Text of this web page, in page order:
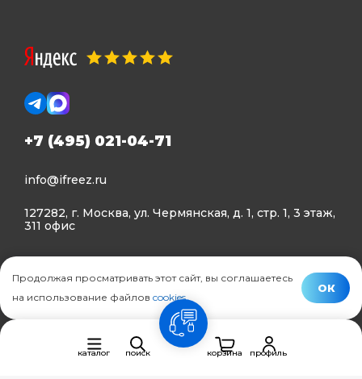
+7 (495) 021-04-71
info@ifreez.ru
127282, г. Москва, ул. Чермянская, д. 1, стр. 1, 3 этаж,
311 офис
Политика конфиденциальности
Политика использования Cookies
© Ifreez - продажа и установка климатической техники,
каталог поиск
связь
корзина
профиль
Продолжая просматривать этот сайт, вы соглашаетесь
на использование файлов cookies.
ОК